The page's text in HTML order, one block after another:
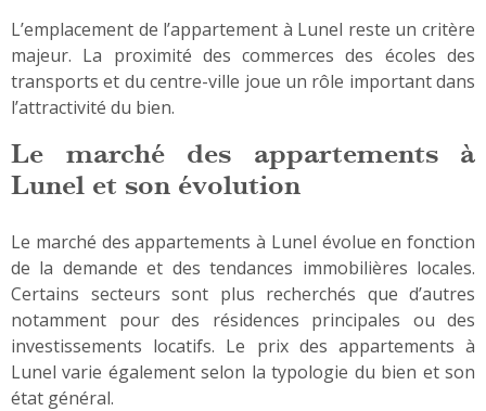
L’emplacement de l’appartement à Lunel reste un critère
majeur. La proximité des commerces des écoles des
transports et du centre-ville joue un rôle important dans
l’attractivité du bien.
Le marché des appartements à
Lunel et son évolution
Le marché des appartements à Lunel évolue en fonction
de la demande et des tendances immobilières locales.
Certains secteurs sont plus recherchés que d’autres
notamment pour des résidences principales ou des
investissements locatifs. Le prix des appartements à
Lunel varie également selon la typologie du bien et son
état général.